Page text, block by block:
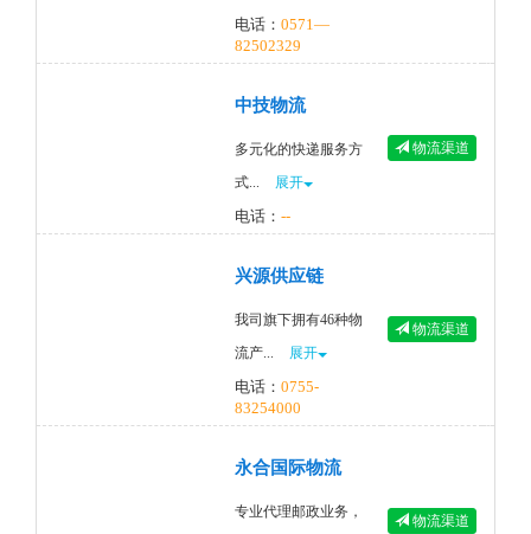
电话： 0571—
82502329
中技物流
多元化的快递服务方
式...
展开
电话： --
物流渠道
兴源供应链
我司旗下拥有46种物
流产...
展开
电话： 0755-
83254000
物流渠道
永合国际物流
专业代理邮政业务，
物流渠道